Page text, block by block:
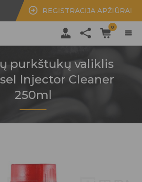
REGISTRACIJA APŽIŪRAI
0
purkštukų valiklis
Injector Cleaner
250ml